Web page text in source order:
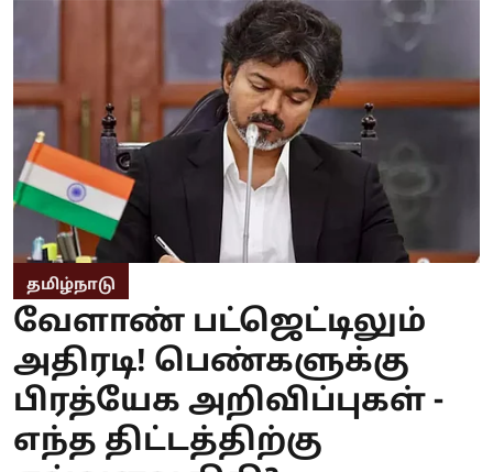
தமிழ்நாடு
வேளாண் பட்ஜெட்டிலும்
அதிரடி! பெண்களுக்கு
பிரத்யேக அறிவிப்புகள் -
எந்த திட்டத்திற்கு